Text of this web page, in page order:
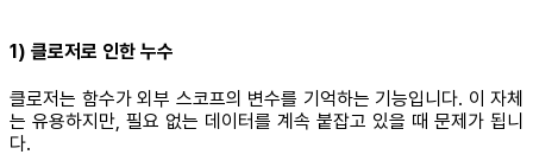
1) 클로저로 인한 누수
클로저는 함수가 외부 스코프의 변수를 기억하는 기능입니다. 이 자체
는 유용하지만, 필요 없는 데이터를 계속 붙잡고 있을 때 문제가 됩니
다.